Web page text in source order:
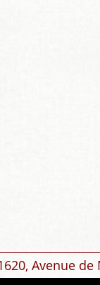
Avenue